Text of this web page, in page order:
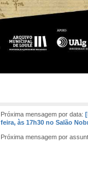
Próxima mensagem por data:
feira, às 17h30 no Salão
Próxima mensagem por